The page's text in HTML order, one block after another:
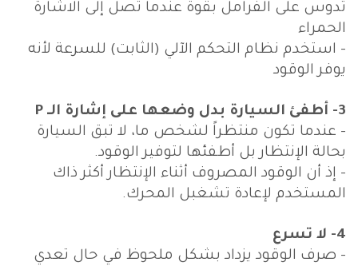
تدوس على الفرامل بقوة عندما تصل إلى الاشارة
الحمراء
- استخدم نظام التحكم الآلي (الثابت) للسرعة لأنه
يوفر الوقود
3- أطفئ السيارة بدل وضعها على إشارة الـ P
- عندما تكون منتظراً لشخص ما، لا تبق السيارة
بحالة الإنتظار بل أطفئها لتوفير الوقود.
- إذ أن الوقود المصروف أثناء الإنتظار أكثر ذاك
المستخدم لإعادة تشغبل المحرك.
4- لا تسرع
- صرف الوقود يزداد بشكل ملحوظ في حال تعدي